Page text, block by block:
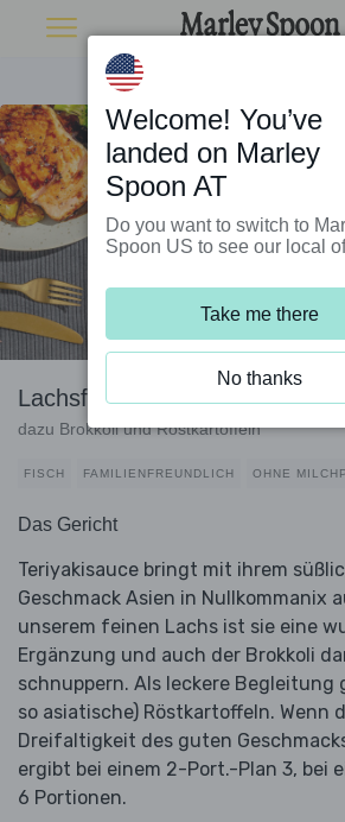
Lachsfilet mit Teriyakiglasur
dazu Brokkoli und Röstkartoffeln
FISCH FAMILIENFREUNDLICH OHNE
Das Gericht
Teriyakisauce bringt mit ihrem
Geschmack Asien in Nullkommanix
unserem feinen Lachs ist sie eine
Ergänzung und auch der Brokkoli
schnuppern. Als leckere Begleitung
so asiatische) Röstkartoffeln. Wenn
Dreifaltigkeit des guten
ergibt bei einem 2-Port.-Plan 3, bei
6 Portionen.
Welcome! You’ve
landed on Marley
Spoon AT
Do you want to switch to
Spoon US to see our local
Take me there
No thanks